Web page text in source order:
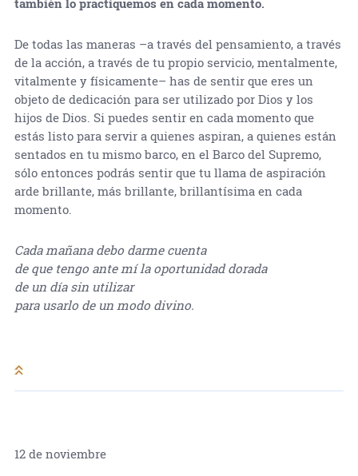
también lo practiquemos en cada momento.
De todas las maneras –a través del pensamiento, a través
de la acción, a través de tu propio servicio, mentalmente,
vitalmente y físicamente– has de sentir que eres un
objeto de dedicación para ser utilizado por Dios y los
hijos de Dios. Si puedes sentir en cada momento que
estás listo para servir a quienes aspiran, a quienes están
sentados en tu mismo barco, en el Barco del Supremo,
sólo entonces podrás sentir que tu llama de aspiración
arde brillante, más brillante, brillantísima en cada
momento.
Cada mañana debo darme cuenta
de que tengo ante mí la oportunidad dorada
de un día sin utilizar
para usarlo de un modo divino.
12 de noviembre